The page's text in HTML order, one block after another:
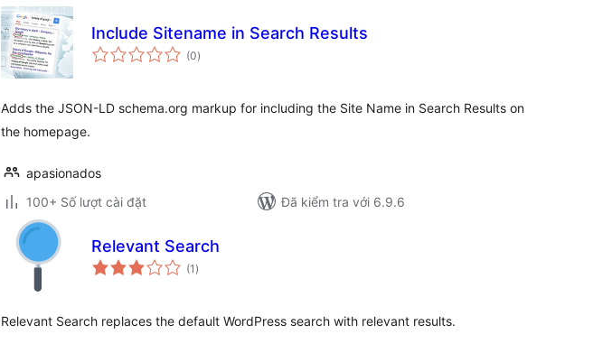
Include Sitename in Search Results
(0tổng
đánh
)
Adds the JSON-LD schema.org markup for including the Site Name in Search Results on
the homepage.
apasionados
100+ Số lượt cài đặt
Đã kiểm tra với 6.9.6
Relevant Search
(1 tổng
đánh
)
Relevant Search replaces the default WordPress search with relevant results.